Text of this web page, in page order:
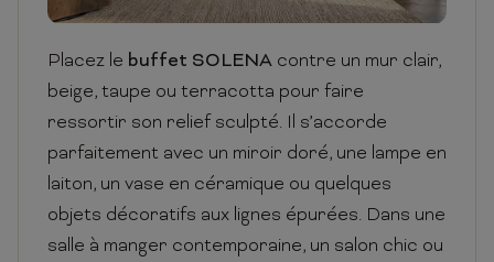
Placez le buffet SOLENA contre un mur clair,
beige, taupe ou terracotta pour faire
ressortir son relief sculpté. Il s’accorde
parfaitement avec un miroir doré, une lampe en
laiton, un vase en céramique ou quelques
objets décoratifs aux lignes épurées. Dans une
salle à manger contemporaine, un salon chic ou